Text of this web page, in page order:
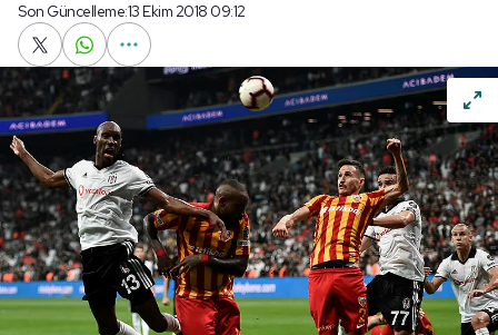
Son Güncelleme:13 Ekim 2018 09:12